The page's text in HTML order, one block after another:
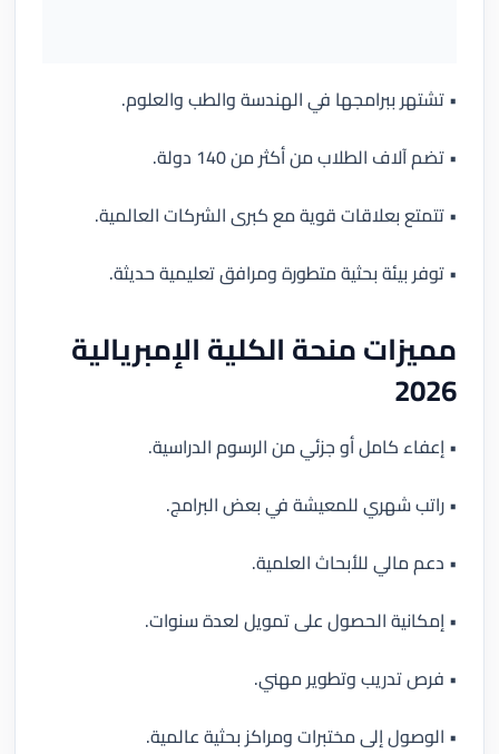
• تشتهر ببرامجها في الهندسة والطب والعلوم.
• تضم آلاف الطلاب من أكثر من 140 دولة.
• تتمتع بعلاقات قوية مع كبرى الشركات العالمية.
• توفر بيئة بحثية متطورة ومرافق تعليمية حديثة.
مميزات منحة الكلية الإمبريالية
2026
• إعفاء كامل أو جزئي من الرسوم الدراسية.
• راتب شهري للمعيشة في بعض البرامج.
• دعم مالي للأبحاث العلمية.
• إمكانية الحصول على تمويل لعدة سنوات.
• فرص تدريب وتطوير مهني.
• الوصول إلى مختبرات ومراكز بحثية عالمية.